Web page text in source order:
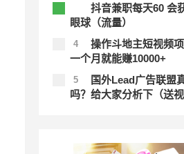
抖音兼职每天60 会
眼球（流量）
4
操作斗地主短视频
一个月就能赚10000+
5
国外Lead广告联盟
吗？给大家分析下（送视